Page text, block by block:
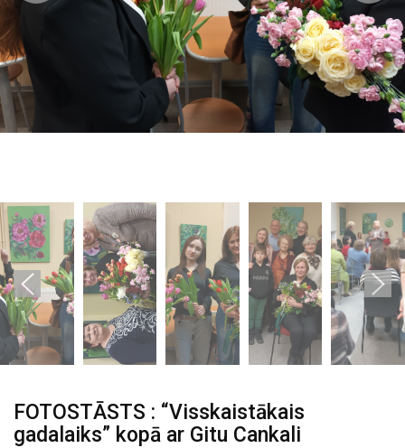
FOTOSTĀSTS : “Visskaistākais
gadalaiks” kopā ar Gitu Cankali